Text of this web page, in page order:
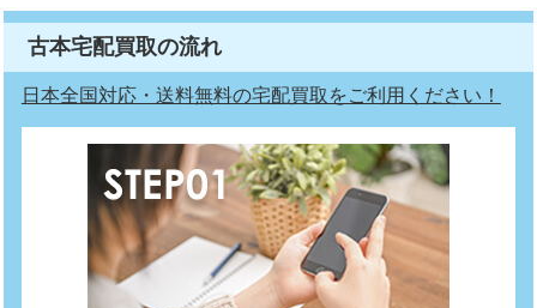
古本宅配買取の流れ
日本全国対応・送料無料の宅配買取をご利用ください！